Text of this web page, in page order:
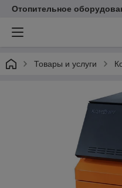
Отопительное
Товары и услуги